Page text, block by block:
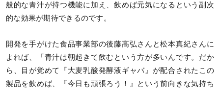
般的な青汁が持つ機能に加え、飲めば元気になるという副次
的な効果が期待できるのです。
開発を手がけた食品事業部の後藤高弘さんと松本真紀さんに
よれば、「青汁は朝起きて飲むという方が多いんです。だか
ら、目が覚めて『大麦乳酸発酵液ギャバ』が配合されたこの
製品を飲めば、『今日も頑張ろう！』という前向きな気持ち